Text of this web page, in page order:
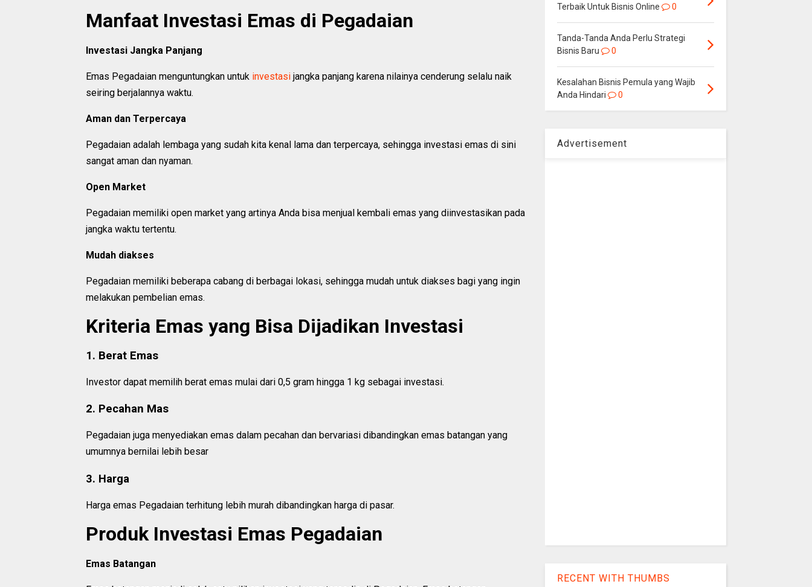
Manfaat Investasi Emas di Pegadaian
Investasi Jangka Panjang
Emas Pegadaian menguntungkan untuk investasi jangka panjang karena nilainya cenderung selalu naik
seiring berjalannya waktu.
Aman dan Terpercaya
Pegadaian adalah lembaga yang sudah kita kenal lama dan terpercaya, sehingga investasi emas di sini
sangat aman dan nyaman.
Open Market
Pegadaian memiliki open market yang artinya Anda bisa menjual kembali emas yang diinvestasikan pada
jangka waktu tertentu.
Mudah diakses
Pegadaian memiliki beberapa cabang di berbagai lokasi, sehingga mudah untuk diakses bagi yang ingin
melakukan pembelian emas.
Kriteria Emas yang Bisa Dijadikan Investasi
1. Berat Emas
Investor dapat memilih berat emas mulai dari 0,5 gram hingga 1 kg sebagai investasi.
2. Pecahan Mas
Pegadaian juga menyediakan emas dalam pecahan dan bervariasi dibandingkan emas batangan yang
umumnya bernilai lebih besar
3. Harga
Harga emas Pegadaian terhitung lebih murah dibandingkan harga di pasar.
Produk Investasi Emas Pegadaian
Emas Batangan
Terbaik Untuk Bisnis Online
0
Tanda-Tanda Anda Perlu Strategi
Bisnis Baru
0
Kesalahan Bisnis Pemula yang Wajib
Anda Hindari
0
Advertisement
RECENT WITH THUMBS